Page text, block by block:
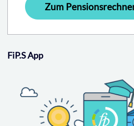
Zum
FiP.S App